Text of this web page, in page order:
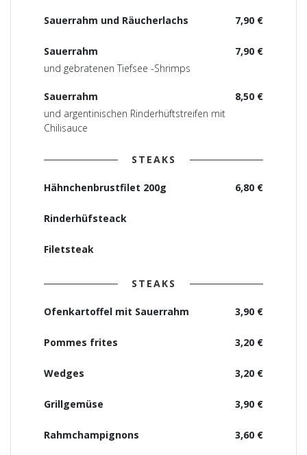
7,90 €
Sauerrahm und Räucherlachs
7,90 €
Sauerrahm
und gebratenen Tiefsee -Shrimps
8,50 €
Sauerrahm
und argentinischen Rinderhüftstreifen mit
Chilisauce
STEAKS
6,80 €
Hähnchenbrustfilet 200g
Rinderhüfsteack
Filetsteak
STEAKS
3,90 €
Ofenkartoffel mit Sauerrahm
3,20 €
Pommes frites
3,20 €
Wedges
3,90 €
Grillgemüse
3,60 €
Rahmchampignons